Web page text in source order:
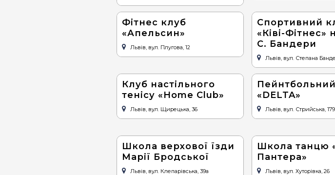
Фітнес клуб
«Апельсин»
Львів, вул. Плугова, 12
Спортивний
«Ківі-Фітнес»
С. Бандери
Львів, вул. Степана
Клуб настільного
тенісу «Home Club»
Львів, вул. Щирецька, 36
«DELTA»
Львів, вул. Стрийська, 179
Школа верхової їзди
Марії Бродської
Львів, вул. Клепарівська, 39а
Школа танцю
Пантера»
Львів, вул. Хуторівка, 26